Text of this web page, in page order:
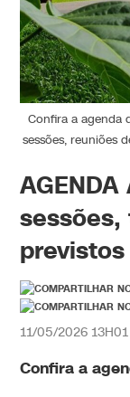
Confira a agenda
sessões, reuniões
11/05/2026 13H01
Confira a